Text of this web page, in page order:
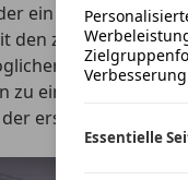
Essentielle
ein solches
zusätzlichen
einer
ersten Ausfahrt